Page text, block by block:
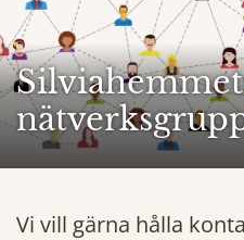
Vi vill gärna hålla